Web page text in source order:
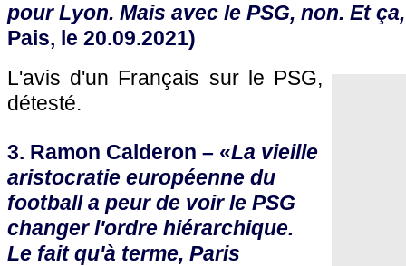
pour Lyon. Mais avec le PSG, non. Et
Pais, le 20.09.2021)
L'avis d'un Français sur le PSG,
détesté.
3. Ramon Calderon – «La vieille
aristocratie européenne du
football a peur de voir le PSG
changer l'ordre hiérarchique.
Le fait qu'à terme, Paris